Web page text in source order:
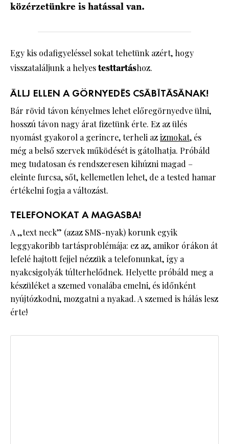
közérzetünkre is hatással van.
Egy kis odafigyeléssel sokat tehetünk azért, hogy
visszataláljunk a helyestesttartáshoz.
ÁLLJ ELLEN A GÖRNYEDÉS CSÁBÍTÁSÁNAK!
Bár rövid távon kényelmes lehet előregörnyedve ülni,
hosszú távon nagy árat fizetünk érte. Ez az ülés
nyomást gyakorol a gerincre, terheli azizmokat, és
még a belső szervek működését is gátolhatja. Próbáld
meg tudatosan és rendszeresen kihúzni magad –
eleinte furcsa, sőt, kellemetlen lehet, de a tested hamar
értékelni fogja a változást.
TELEFONOKAT A MAGASBA!
A „text neck” (azaz SMS-nyak) korunk egyik
leggyakoribb tartásproblémája: ez az, amikor órákon át
lefelé hajtott fejjel nézzük a telefonunkat, így a
nyakcsigolyák túlterhelődnek. Helyette próbáld meg a
készüléket a szemed vonalába emelni, és időnként
nyújtózkodni, mozgatni a nyakad. A szemed is hálás lesz
érte!